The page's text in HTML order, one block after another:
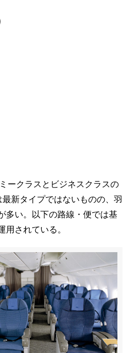
ークラスとビジネスクラスの
新タイプではないものの、羽
多い。以下の路線・便では基
用されている。